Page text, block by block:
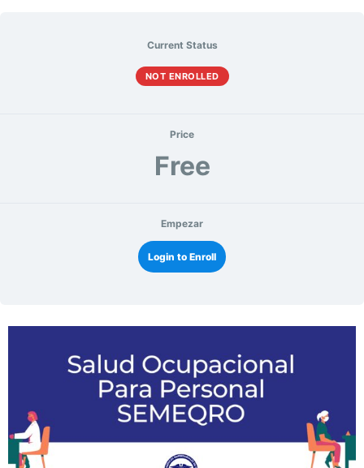
Current Status
NOT ENROLLED
Price
Free
Empezar
Login to Enroll